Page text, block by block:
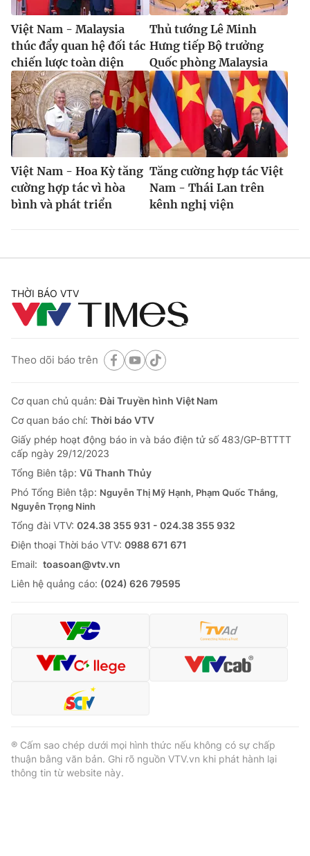
Việt Nam - Malaysia
thúc đẩy quan hệ đối tác
chiến lược toàn diện
Thủ tướng Lê Minh
Hưng tiếp Bộ trưởng
Quốc phòng Malaysia
Việt Nam - Hoa Kỳ tăng
cường hợp tác vì hòa
bình và phát triển
Tăng cường hợp tác Việt
Nam - Thái Lan trên
kênh nghị viện
THỜI BÁO VTV
Theo dõi báo trên
Cơ quan chủ quản:Đài Truyền hình Việt Nam
Cơ quan báo chí: Thời báo VTV
Giấy phép hoạt động báo in và báo điện tử số 483/GP-BTTTT
cấp ngày 29/12/2023
Tổng Biên tập: Vũ Thanh Thủy
Phó Tổng Biên tập: Nguyễn Thị Mỹ Hạnh, Phạm Quốc Thắng,
Nguyễn Trọng Ninh
Tổng đài VTV: 024.38 355 931 - 024.38 355 932
Ðiện thoại Thời báo VTV: 0988 671 671
Email: toasoan@vtv.vn
Liên hệ quảng cáo: (024) 626 79595
® Cấm sao chép dưới mọi hình thức nếu không có sự chấp
thuận bằng văn bản. Ghi rõ nguồn VTV.vn khi phát hành lại
thông tin từ website này.